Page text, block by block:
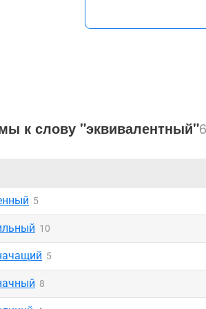
к слову "эквивалентный"6
5
10
5
8